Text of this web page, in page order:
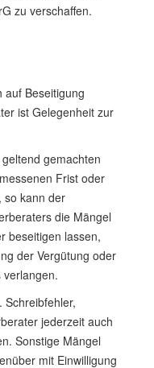
zu verschaffen.
auf Beseitigung
ist Gelegenheit zur
gemachten
Frist oder
so kann der
die Mängel
beseitigen lassen,
der Vergütung oder
verlangen.
Schreibfehler,
jederzeit auch
Sonstige Mängel
mit Einwilligung